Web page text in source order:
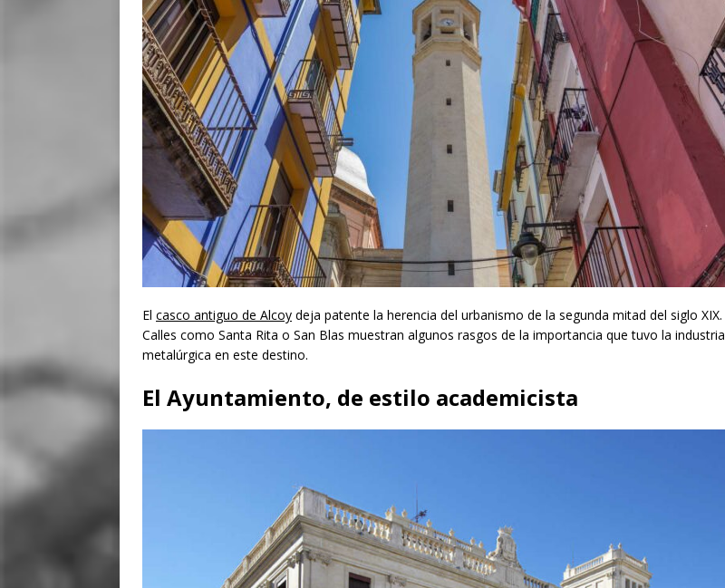
El casco antiguo de Alcoy deja patente la herencia del urbanismo de la segunda mitad del siglo XIX.
Calles como Santa Rita o San Blas muestran algunos rasgos de la importancia que tuvo la industria
metalúrgica en este destino.
El Ayuntamiento, de estilo academicista